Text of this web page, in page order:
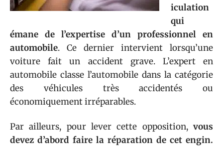
iculation
qui
émane de l’expertise d’un professionnel en
automobile. Ce dernier intervient lorsqu’une
voiture fait un accident grave. L’expert en
automobile classe l’automobile dans la catégorie
des véhicules très accidentés ou
économiquement irréparables.
Par ailleurs, pour lever cette opposition, vous
devez d’abord faire la réparation de cet engin.